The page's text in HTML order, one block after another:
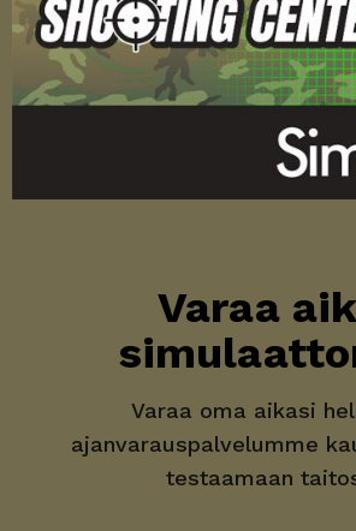
Varaa
Varaa oma aikasi
ajanvarauspalvelumme
testaamaan